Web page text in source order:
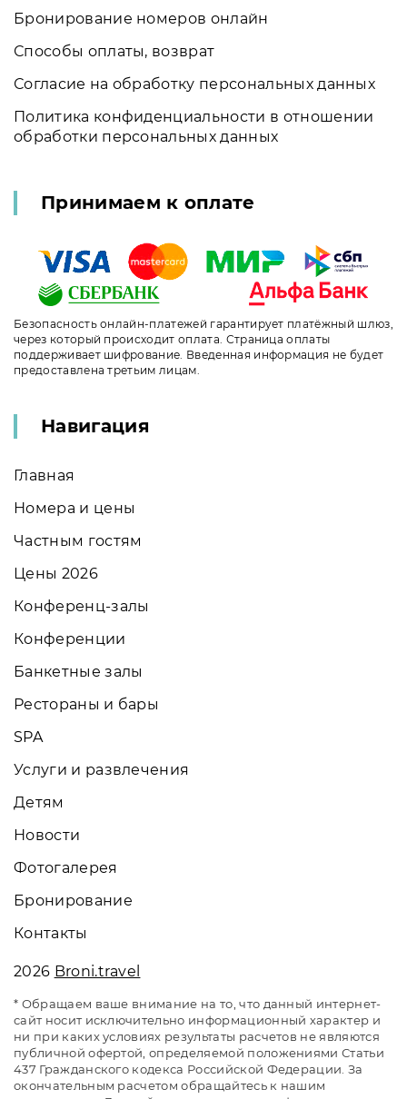
Бронирование номеров онлайн
Способы оплаты, возврат
Согласие на обработку персональных данных
Политика конфиденциальности в отношении
обработки персональных данных
Принимаем к оплате
Безопасность онлайн-платежей гарантирует платёжный шлюз,
через который происходит оплата. Страница оплаты
поддерживает шифрование. Введенная информация не будет
предоставлена третьим лицам.
Навигация
Главная
Номера и цены
Частным гостям
Цены 2026
Конференц-залы
Конференции
Банкетные залы
Рестораны и бары
SPA
Услуги и развлечения
Детям
Новости
Фотогалерея
Бронирование
Контакты
2026 Broni.travel
* Обращаем ваше внимание на то, что данный интернет-
сайт носит исключительно информационный характер и
ни при каких условиях результаты расчетов не являются
публичной офертой, определяемой положениями Статьи
437 Гражданского кодекса Российской Федерации. За
окончательным расчетом обращайтесь к нашим